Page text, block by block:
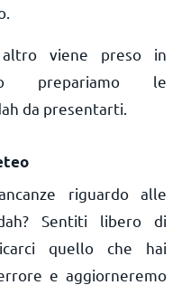
viene preso in
prepariamo le
da presentarti.
riguardo alle
Sentiti libero di
quello che hai
e aggiorneremo